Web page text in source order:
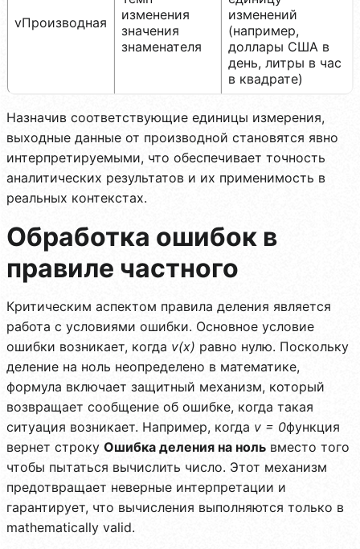
vПроизводная
изменения
значения
знаменателя
изменений
(например,
доллары США в
день, литры в час
в квадрате)
Назначив соответствующие единицы измерения,
выходные данные от производной становятся явно
интерпретируемыми, что обеспечивает точность
аналитических результатов и их применимость в
реальных контекстах.
Обработка ошибок в
правиле частного
Критическим аспектом правила деления является
работа с условиями ошибки. Основное условие
ошибки возникает, когда v(x) равно нулю. Поскольку
деление на ноль неопределено в математике,
формула включает защитный механизм, который
возвращает сообщение об ошибке, когда такая
ситуация возникает. Например, когда v = 0функция
вернет строку Ошибка деления на ноль вместо того
чтобы пытаться вычислить число. Этот механизм
предотвращает неверные интерпретации и
гарантирует, что вычисления выполняются только в
mathematically valid.